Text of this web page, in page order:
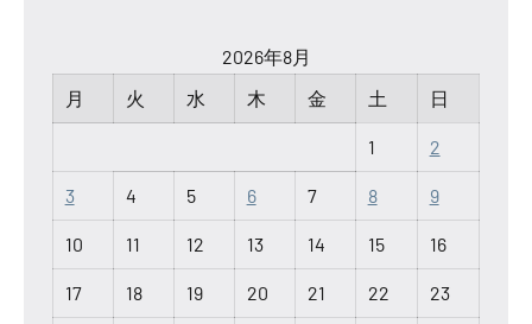
2026年8月
月
火 水 木 金 土 日
1 2
3 4 5 6 7 8 9
10 11 12 13 14 15 16
17 18 19 20 21 22 23